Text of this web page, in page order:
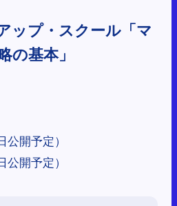
ップ・スクール「マ
の基本」
開予定）
開予定）